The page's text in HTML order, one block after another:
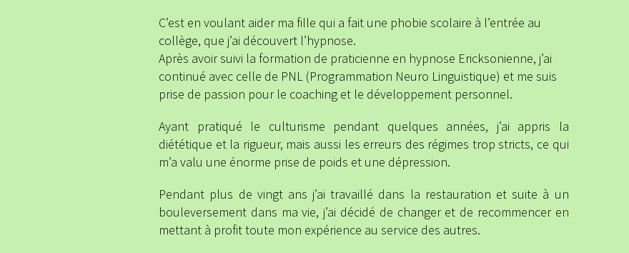
C’est en voulant aider ma fille qui a fait une phobie scolaire à l’entrée au
collège, que j’ai découvert l’hypnose.
Après avoir suivi la formation de praticienne en hypnose Ericksonienne, j’ai
continué avec celle de PNL (Programmation Neuro Linguistique) et me suis
prise de passion pour le coaching et le développement personnel.
Ayant pratiqué le culturisme pendant quelques années, j’ai appris la
diététique et la rigueur, mais aussi les erreurs des régimes trop stricts, ce qui
m’a valu une énorme prise de poids et une dépression.
Pendant plus de vingt ans j’ai travaillé dans la restauration et suite à un
bouleversement dans ma vie, j’ai décidé de changer et de recommencer en
mettant à profit toute mon expérience au service des autres.